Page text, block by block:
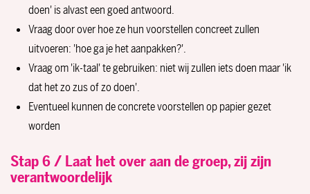
doen' is alvast een goed antwoord.
Vraag door over hoe ze hun voorstellen concreet zullen
uitvoeren: 'hoe ga je het aanpakken?'.
Vraag om 'ik-taal' te gebruiken: niet wij zullen iets doen maar 'ik
dat het zo zus of zo doen'.
Eventueel kunnen de concrete voorstellen op papier gezet
worden
Stap 6 / Laat het over aan de groep, zij zijn
verantwoordelijk